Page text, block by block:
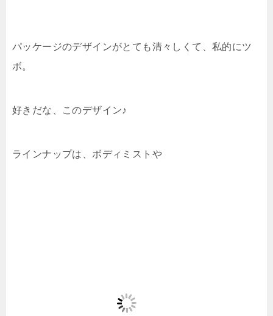
パッケージのデザインがとても清々しくて、私的にツ
ボ。
好きだな、このデザイン♪
ラインナップは、ボディミストや